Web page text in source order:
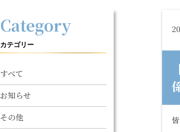
Category
カテゴリー
すべて
お知らせ
その他